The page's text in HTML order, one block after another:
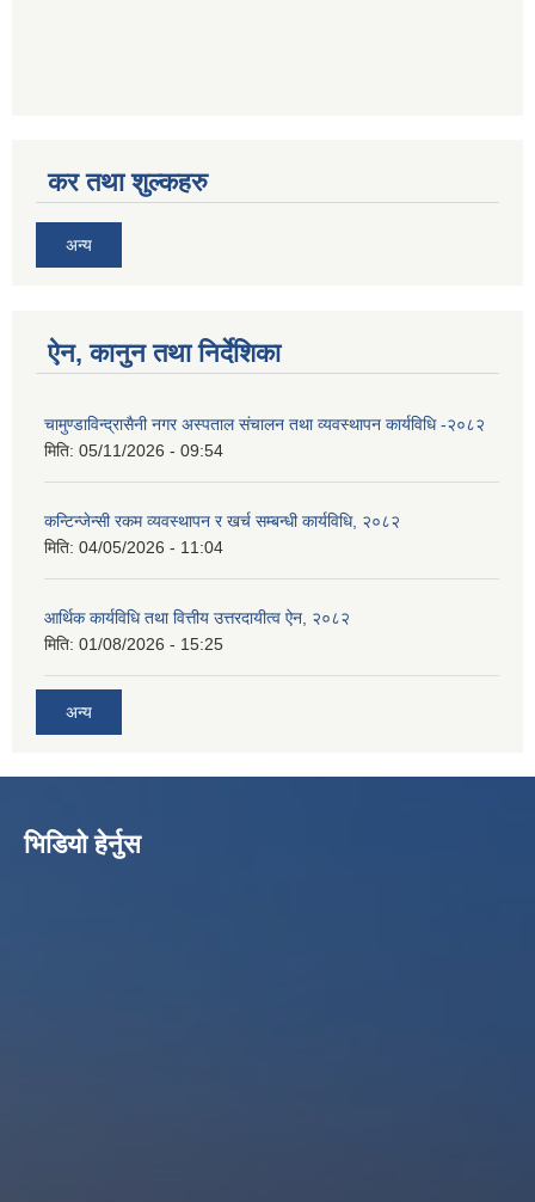
कर तथा शुल्कहरु
अन्य
ऐन, कानुन तथा निर्देशिका
चामुण्डाविन्द्रासैनी नगर अस्पताल संचालन तथा व्यवस्थापन कार्यविधि -२०८२
मिति: 05/11/2026 - 09:54
कन्टिन्जेन्सी रकम व्यवस्थापन र खर्च सम्बन्धी कार्यविधि, २०८२
मिति: 04/05/2026 - 11:04
आर्थिक कार्यविधि तथा वित्तीय उत्तरदायीत्व ऐन, २०८२
मिति: 01/08/2026 - 15:25
अन्य
भिडियो हेर्नुस